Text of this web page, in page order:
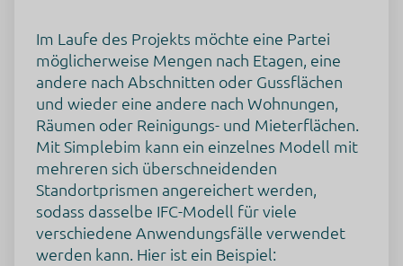
Im Laufe des Projekts möchte eine Partei
möglicherweise Mengen nach Etagen, eine
andere nach Abschnitten oder Gussflächen
und wieder eine andere nach Wohnungen,
Räumen oder Reinigungs- und Mieterflächen.
Mit Simplebim kann ein einzelnes Modell mit
mehreren sich überschneidenden
Standortprismen angereichert werden,
sodass dasselbe IFC-Modell für viele
verschiedene Anwendungsfälle verwendet
werden kann. Hier ist ein Beispiel: